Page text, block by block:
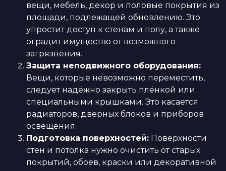
вещи, мебель, декор и половые покрытия из
площади, подлежащей обновлению. Это
упростит доступ к стенам и полу, а также
оградит имущество от возможного
загрязнения.
Защита неподвижного оборудования:
Вещи, которые невозможно переместить,
следует надёжно закрыть плёнкой или
специальными крышками. Это касается
радиаторов, дверных блоков и приборов
освещения.
Подготовка поверхностей: Поверхности
стен и потолка нужно очистить от старых
покрытий, обоев, краски или декоративной